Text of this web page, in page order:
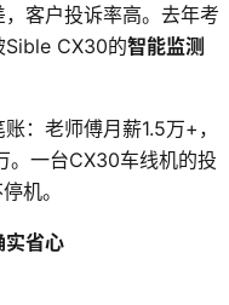
客户投诉率高。去年考
Sible CX30的智能监测
：老师傅月薪1.5万+，
。一台CX30车线机的投
机。
实省心